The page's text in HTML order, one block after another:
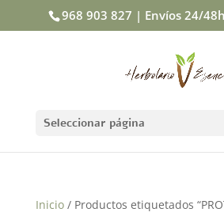
968 903 827 | Envíos 24/
Seleccionar página
Inicio/ Productos etiquetados